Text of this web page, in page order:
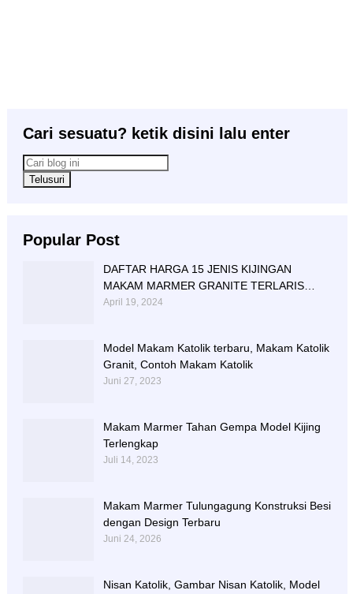
Cari sesuatu? ketik disini lalu enter
Popular Post
DAFTAR HARGA 15 JENIS KIJINGAN
MAKAM MARMER GRANITE TERLARIS
BERIKUT NISAN NYA
April 19, 2024
Model Makam Katolik terbaru, Makam Katolik
Granit, Contoh Makam Katolik
Juni 27, 2023
Makam Marmer Tahan Gempa Model Kijing
Terlengkap
Juli 14, 2023
Makam Marmer Tulungagung Konstruksi Besi
dengan Design Terbaru
Juni 24, 2026
Nisan Katolik, Gambar Nisan Katolik, Model